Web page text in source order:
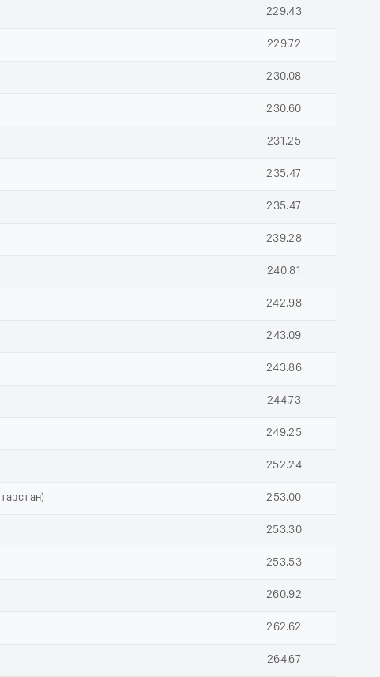
229.43
229.72
230.08
230.60
231.25
235.47
235.47
239.28
240.81
242.98
243.09
243.86
244.73
249.25
252.24
253.00
253.30
253.53
260.92
262.62
264.67